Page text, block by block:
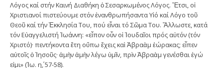
Λόγος καί στήν Καινή Διαθήκη ὁ Σεσαρκωμένος Λόγος. Ἔτσι, οἱ
Χριστιανοί πιστεύουμε στόν ἐνανθρωπήσαντα Υἱό καί Λόγο τοῦ
Θεοῦ καί τήν Ἐκκλησία Του, πού εἶναι τό Σῶμα Του. Ἄλλωστε, κατά
τόν Εὐαγγελιστή Ἰωάννη: «εἶπον οὖν οἱ Ἰουδαῖοι πρός αὐτόν (τόν
Χριστό)· πεντήκοντα ἔτη οὔπω ἔχεις καὶ Ἀβραὰμ ἑώρακας; εἶπεν
αὐτοῖς ὁ Ἰησοῦς· ἀμὴν ἀμὴν λέγω ὑμῖν, πρὶν Ἀβραὰμ γενέσθαι ἐγώ
εἰμι» (Ἰω. η΄, 57-58).